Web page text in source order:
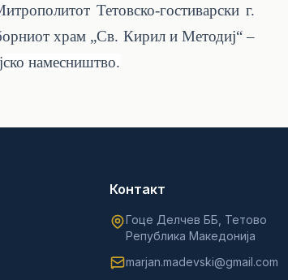
Тетовско-гостиварски г.
храм „Св. Кирил и Методиј“ –
намесништво.
Контакт
Гоце Делчев ББ, Тетово
Република Македонија
marjan.madevski@gmail.com